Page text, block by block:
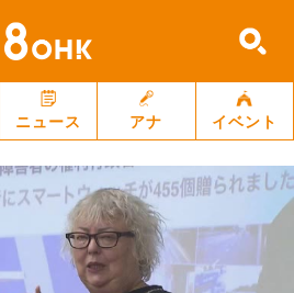
ニュース アナ イベント